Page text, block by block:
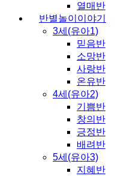
열매반
반별놀이이야기
3세(유아1)
믿음반
소망반
사랑반
온유반
4세(유아2)
기쁨반
창의반
긍정반
배려반
5세(유아3)
지혜반